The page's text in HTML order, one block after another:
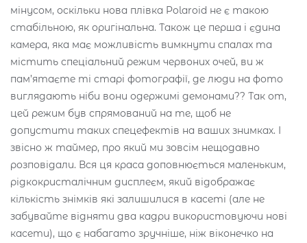
мінусом, оскільки нова плівка Polaroid не є такою
стабільною, як оригінальна. Також це перша і єдина
камера, яка має можливість вимкнути спалах та
містить спеціальний режим червоних очей, ви ж
пам’ятаєте ті старі фотографії, де люди на фото
виглядають ніби вони одержимі демонами?? Так от,
цей режим був спрямований на те, щоб не
допустити таких спецефектів на ваших знимках. І
звісно ж таймер, про який ми зовсім нещодавно
розповідали. Вся ця краса доповнюється маленьким,
рідкокристалічним дисплеєм, який відображає
кількість знімків які залишилися в касеті (але не
забувайте відняти два кадри використовуючи нові
касети), що є набагато зручніше, ніж віконечко на